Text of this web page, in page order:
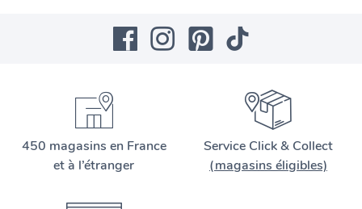
450 magasins en France
et à l’étranger
Service Click & Collect
(magasins éligibles)